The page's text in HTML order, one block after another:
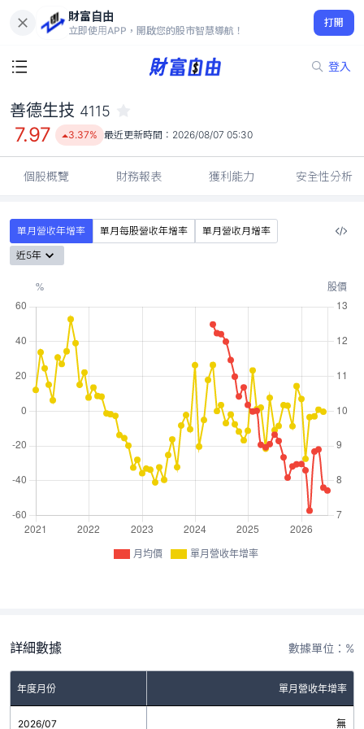
財富自由
立即使用APP，開啟您的股市智慧導航！
打開
登入
7.97
3.37%
善德生技 4115
7.97 3.37% 最近更新時間： 2026/08/07 05:30
個股概覽 財務報表 獲利能力 安全性分析
單月營收年增率 單月每股營收年增率
單月營收月增率
近5年
月均價 單月營收年增率
詳細數據 數據單位：%
年度月份 單月營收年增率
2026/07 無